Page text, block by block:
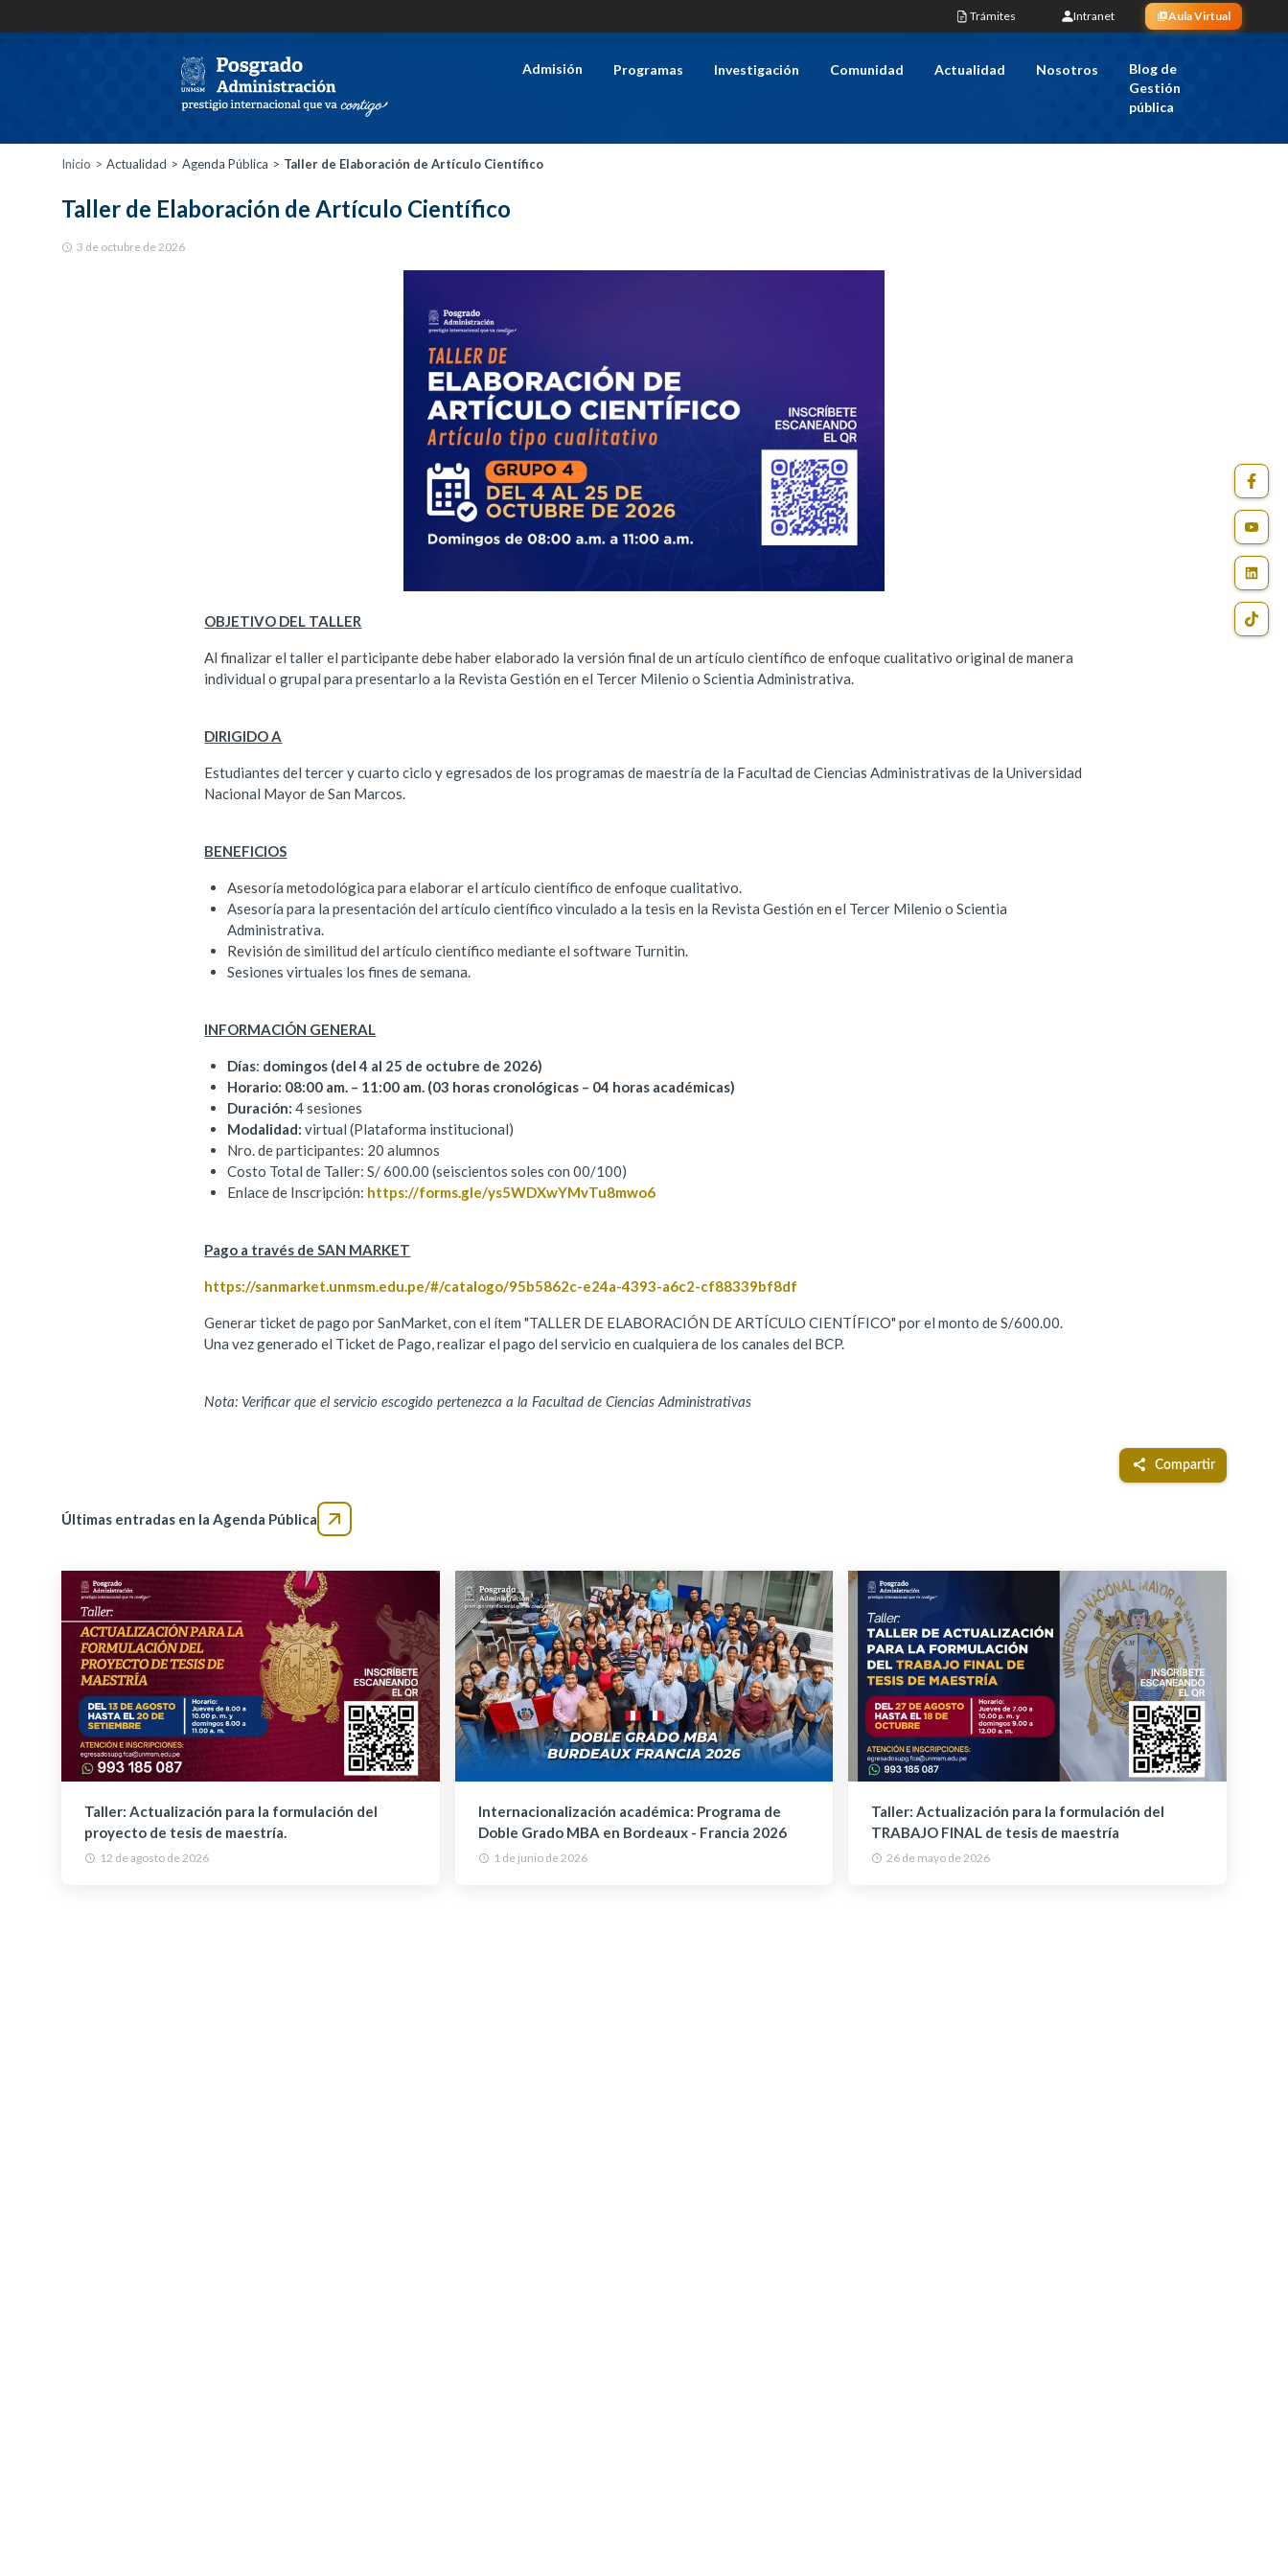
Trámites Intranet Aula Virtual
Admisión Programas Investigación Comunidad Actualidad Nosotros
Blog de
Gestión
pública
Inicio Actualidad Agenda Pública Taller de Elaboración de Artículo Científico
Taller de Elaboración de Artículo Científico
3 de octubre de 2026
OBJETIVO DEL TALLER
Al finalizar el taller el participante debe haber elaborado la versión final de un artículo científico de enfoque cualitativo original de manera
individual o grupal para presentarlo a la Revista Gestión en el Tercer Milenio o Scientia Administrativa.
DIRIGIDO A
Estudiantes del tercer y cuarto ciclo y egresados de los programas de maestría de la Facultad de Ciencias Administrativas de la Universidad
Nacional Mayor de San Marcos.
BENEFICIOS
Asesoría metodológica para elaborar el artículo científico de enfoque cualitativo.
Asesoría para la presentación del artículo científico vinculado a la tesis en la Revista Gestión en el Tercer Milenio o Scientia
Administrativa.
Revisión de similitud del artículo científico mediante el software Turnitin.
Sesiones virtuales los fines de semana.
INFORMACIÓN GENERAL
Días: domingos (del 4 al 25 de octubre de 2026)
Horario: 08:00 am. – 11:00 am. (03 horas cronológicas – 04 horas académicas)
Duración:4 sesiones
Modalidad: virtual (Plataforma institucional)
Nro. de participantes: 20 alumnos
Costo Total de Taller: S/ 600.00 (seiscientos soles con 00/100)
Enlace de Inscripción: https://forms.gle/ys5WDXwYMvTu8mwo6
Pago a través de SAN MARKET
https://sanmarket.unmsm.edu.pe/#/catalogo/95b5862c-e24a-4393-a6c2-cf88339bf8df
Generar ticket de pago por SanMarket, con el ítem "TALLER DE ELABORACIÓN DE ARTÍCULO CIENTÍFICO" por el monto de S/600.00.
Una vez generado el Ticket de Pago, realizar el pago del servicio en cualquiera de los canales del BCP.
Nota: Verificar que el servicio escogido pertenezca a la Facultad de Ciencias Administrativas
Compartir
Últimas entradas en la Agenda Pública
Taller: Actualización para la formulación del
proyecto de tesis de maestría.
12 de agosto de 2026
Internacionalización académica: Programa de
Doble Grado MBA en Bordeaux - Francia 2026
1 de junio de 2026
Taller: Actualización para la formulación del
TRABAJO FINAL de tesis de maestría
26 de mayo de 2026